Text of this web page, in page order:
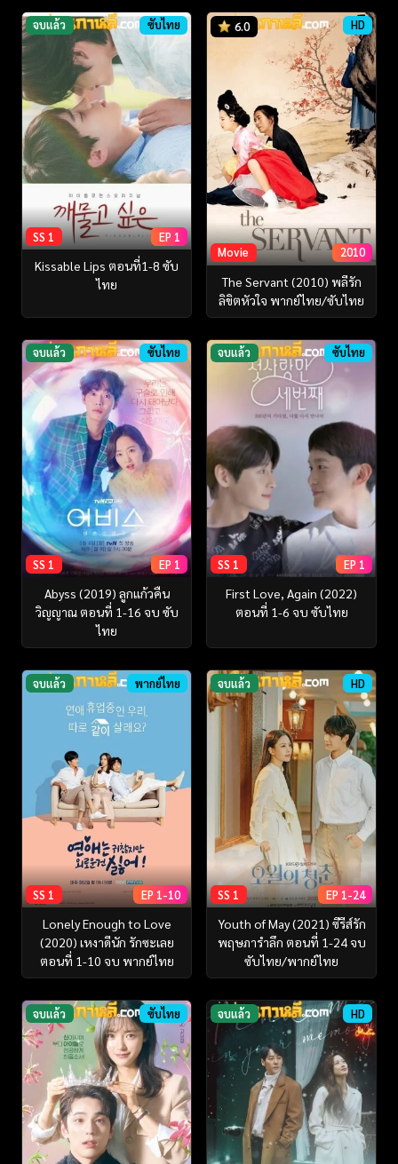
จบแล้ว ซับไทย
SS 1 EP 1
Kissable Lips ตอนที่1-8 ซับ
ไทย
6.0 HD
Movie 2010
The Servant (2010) พลีรัก
ลิขิตหัวใจ พากย์ไทย/ซับไทย
จบแล้ว ซับไทย
SS 1 EP 1
Abyss (2019) ลูกแก้วคืน
วิญญาณ ตอนที่ 1-16 จบ ซับ
ไทย
จบแล้ว ซับไทย
SS 1 EP 1
First Love, Again (2022)
ตอนที่ 1-6 จบ ซับไทย
จบแล้ว พากย์ไทย
SS 1 EP 1-10
Lonely Enough to Love
(2020) เหงาดีนัก รักซะเลย
ตอนที่ 1-10 จบ พากย์ไทย
จบแล้ว HD
SS 1 EP 1-24
Youth of May (2021) ซีรีส์รัก
พฤษภารำลึก ตอนที่ 1-24 จบ
ซับไทย/พากย์ไทย
จบแล้ว ซับไทย จบแล้ว HD